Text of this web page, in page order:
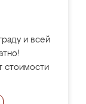
и всей
стоимости